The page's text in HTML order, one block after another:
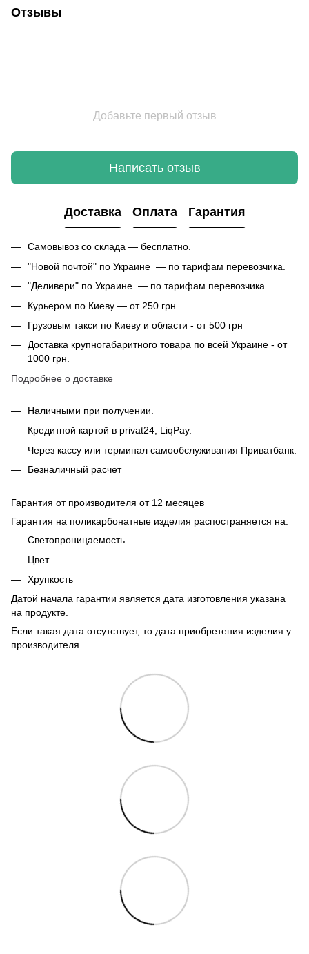
Отзывы
Добавьте первый отзыв
Написать отзыв
Доставка Оплата Гарантия
Самовывоз со склада — бесплатно.
"Новой почтой" по Украине — по тарифам перевозчика.
"Деливери" по Украине — по тарифам перевозчика.
Курьером по Киеву — от 250 грн.
Грузовым такси по Киеву и области - от 500 грн
Доставка крупногабаритного товара по всей Украине - от
1000 грн.
Подробнее о доставке
Наличными при получении.
Кредитной картой в privat24, LiqPay.
Через кассу или терминал самообслуживания Приватбанк.
Безналичный расчет
Гарантия от производителя от 12 месяцев
Гарантия на поликарбонатные изделия распостраняется на:
Светопроницаемость
Цвет
Хрупкость
Датой начала гарантии является дата изготовления указана
на продукте.
Если такая дата отсутствует, то дата приобретения изделия у
производителя